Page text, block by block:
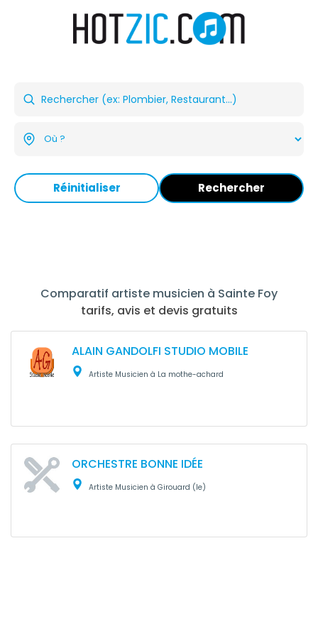
Réinitialiser Rechercher
Comparatif artiste musicien à Sainte Foy
tarifs, avis et devis gratuits
ALAIN GANDOLFI STUDIO MOBILE
Artiste Musicien à La mothe-achard
ORCHESTRE BONNE IDÉE
Artiste Musicien à Girouard (le)